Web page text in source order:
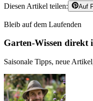
Diesen Artikel teilen: Auf
Bleib auf dem Laufenden
Garten-Wissen direkt
Saisonale Tipps, neue